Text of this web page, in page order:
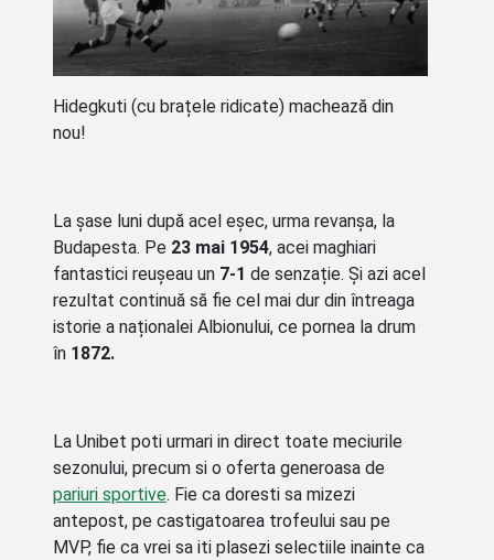
Hidegkuti (cu brațele ridicate) machează din
nou!
La șase luni după acel eșec, urma revanșa, la
Budapesta. Pe 23 mai 1954, acei maghiari
fantastici reușeau un 7-1 de senzație. Și azi acel
rezultat continuă să fie cel mai dur din întreaga
istorie a naționalei Albionului, ce pornea la drum
în 1872.
La Unibet poti urmari in direct toate meciurile
sezonului, precum si o oferta generoasa de
pariuri sportive. Fie ca doresti sa mizezi
antepost, pe castigatoarea trofeului sau pe
MVP, fie ca vrei sa iti plasezi selectiile inainte ca